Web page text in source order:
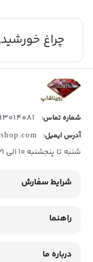
چراغ
شماره تماس: - 02133790323
آدرس ایمیل:
شنبه تا پنجشنبه 10 الی 21 پاسخگو شما هستیم
شرایط سفارش
راهنما
درباره ما